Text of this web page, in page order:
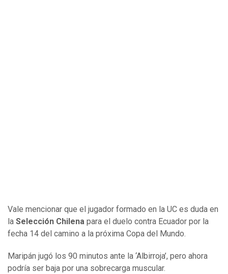
Vale mencionar que el jugador formado en la UC es duda en
la Selección Chilena para el duelo contra Ecuador por la
fecha 14 del camino a la próxima Copa del Mundo.
Maripán jugó los 90 minutos ante la ‘Albirroja’, pero ahora
podría ser baja por una sobrecarga muscular.